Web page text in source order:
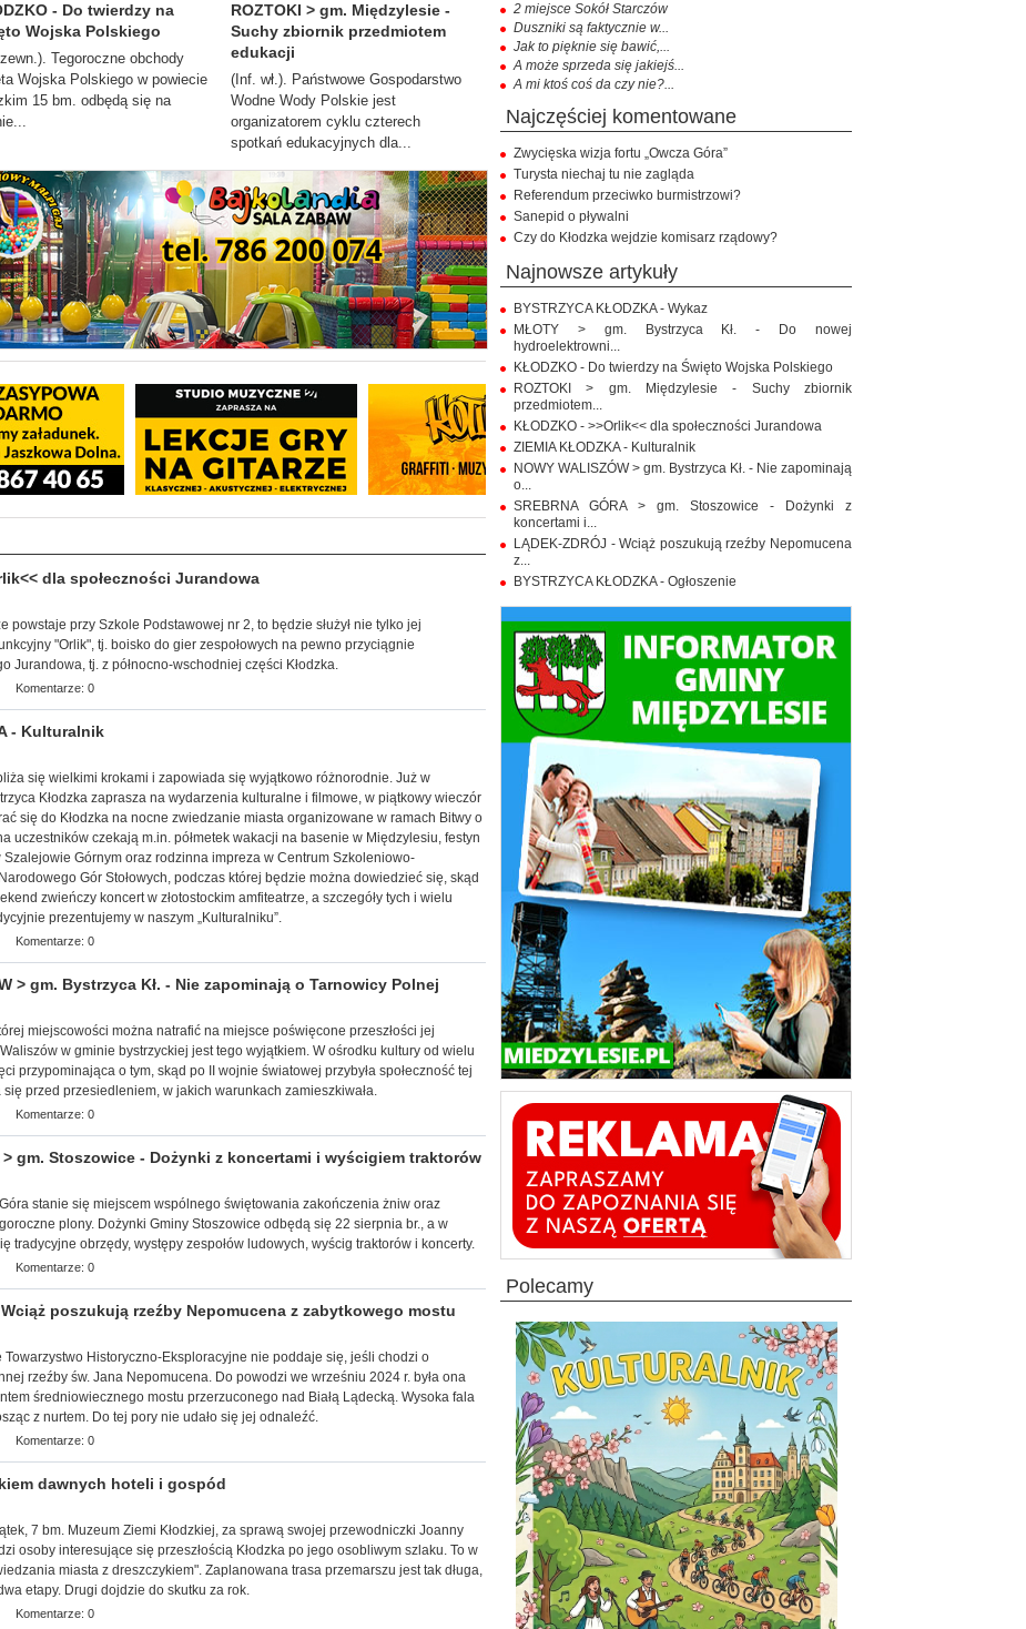
- Do twierdzy na
Wojska Polskiego
Tegoroczne obchody
Wojska Polskiego w powiecie
15 bm. odbędą się na
ROZTOKI > gm. Międzylesie -
Suchy zbiornik przedmiotem
edukacji
(Inf. wł.). Państwowe Gospodarstwo
Wodne Wody Polskie jest
organizatorem cyklu czterech
spotkań edukacyjnych dla...
dla społeczności Jurandowa
powstaje przy Szkole Podstawowej nr 2, to będzie służył nie tylko jej
"Orlik", tj. boisko do gier zespołowych na pewno przyciągnie
Jurandowa, tj. z północno-wschodniej części Kłodzka.
Komentarze: 0
- Kulturalnik
się wielkimi krokami i zapowiada się wyjątkowo różnorodnie. Już w
Kłodzka zaprasza na wydarzenia kulturalne i filmowe, w piątkowy wieczór
się do Kłodzka na nocne zwiedzanie miasta organizowane w ramach Bitwy o
uczestników czekają m.in. półmetek wakacji na basenie w Międzylesiu, festyn
Górnym oraz rodzinna impreza w Centrum Szkoleniowo-
Gór Stołowych, podczas której będzie można dowiedzieć się, skąd
zwieńczy koncert w złotostockim amfiteatrze, a szczegóły tych i wielu
prezentujemy w naszym „Kulturalniku”.
Komentarze: 0
> gm. Bystrzyca Kł. - Nie zapominają o Tarnowicy Polnej
miejscowości można natrafić na miejsce poświęcone przeszłości jej
w gminie bystrzyckiej jest tego wyjątkiem. W ośrodku kultury od wielu
przypominająca o tym, skąd po II wojnie światowej przybyła społeczność tej
się przed przesiedleniem, w jakich warunkach zamieszkiwała.
Komentarze: 0
> gm. Stoszowice - Dożynki z koncertami i wyścigiem traktorów
stanie się miejscem wspólnego świętowania zakończenia żniw oraz
plony. Dożynki Gminy Stoszowice odbędą się 22 sierpnia br., a w
tradycyjne obrzędy, występy zespołów ludowych, wyścig traktorów i koncerty.
Komentarze: 0
Wciąż poszukują rzeźby Nepomucena z zabytkowego mostu
Towarzystwo Historyczno-Eksploracyjne nie poddaje się, jeśli chodzi o
rzeźby św. Jana Nepomucena. Do powodzi we wrześniu 2024 r. była ona
średniowiecznego mostu przerzuconego nad Białą Lądecką. Wysoka fala
z nurtem. Do tej pory nie udało się jej odnaleźć.
Komentarze: 0
dawnych hoteli i gospód
7 bm. Muzeum Ziemi Kłodzkiej, za sprawą swojej przewodniczki Joanny
osoby interesujące się przeszłością Kłodzka po jego osobliwym szlaku. To w
miasta z dreszczykiem". Zaplanowana trasa przemarszu jest tak długa,
etapy. Drugi dojdzie do skutku za rok.
Komentarze: 0
2 miejsce Sokół Starczów
Duszniki są faktycznie w...
Jak to pięknie się bawić,...
A może sprzeda się jakiejś...
A mi ktoś coś da czy nie?...
najczęściej komentowane
Zwycięska wizja fortu „Owcza Góra”
Turysta niechaj tu nie zagląda
Referendum przeciwko burmistrzowi?
Sanepid o pływalni
Czy do Kłodzka wejdzie komisarz rządowy?
najnowsze artykuły
BYSTRZYCA KŁODZKA - Wykaz
MŁOTY > gm. Bystrzyca Kł. - Do nowej
hydroelektrowni...
KŁODZKO - Do twierdzy na Święto Wojska Polskiego
ROZTOKI > gm. Międzylesie - Suchy zbiornik
przedmiotem...
KŁODZKO - >>Orlik<< dla społeczności Jurandowa
ZIEMIA KŁODZKA - Kulturalnik
NOWY WALISZÓW > gm. Bystrzyca Kł. - Nie zapominają
o...
SREBRNA GÓRA > gm. Stoszowice - Dożynki z
koncertami i...
LĄDEK-ZDRÓJ - Wciąż poszukują rzeźby Nepomucena
z...
BYSTRZYCA KŁODZKA - Ogłoszenie
polecamy